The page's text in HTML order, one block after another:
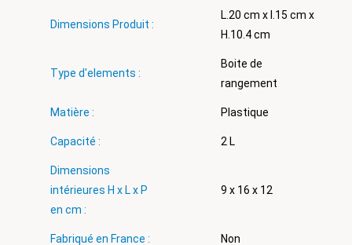
Dimensions Produit :
L.20 cm x l.15 cm x
H.10.4 cm
Type d'elements :
Boite de
rangement
Matière : Plastique
Capacité : 2 L
Dimensions
intérieures H x L x P
en cm :
9 x 16 x 12
Fabriqué en France : Non